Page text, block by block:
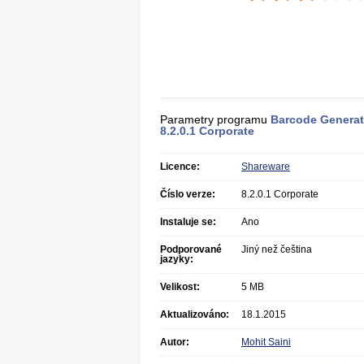
Parametry programu Barcode
8.2.0.1 Corporate
Licence: Shareware
Číslo verze: 8.2.0.1 Corporate
Instaluje se: Ano
Podporované
jazyky:
Jiný než čeština
Velikost: 5 MB
Aktualizováno: 18.1.2015
Autor: Mohit Saini